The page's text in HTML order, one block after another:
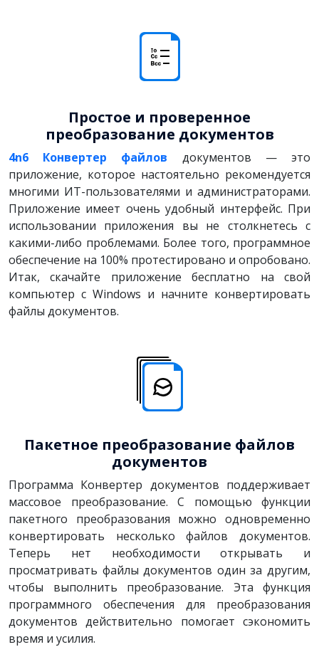
Простое и проверенное
преобразование документов
4n6 Конвертер файлов документов — это
приложение, которое настоятельно рекомендуется
многими ИТ-пользователями и администраторами.
Приложение имеет очень удобный интерфейс. При
использовании приложения вы не столкнетесь с
какими-либо проблемами. Более того, программное
обеспечение на 100% протестировано и опробовано.
Итак, скачайте приложение бесплатно на свой
компьютер с Windows и начните конвертировать
файлы документов.
Пакетное преобразование файлов
документов
Программа Конвертер документов поддерживает
массовое преобразование. С помощью функции
пакетного преобразования можно одновременно
конвертировать несколько файлов документов.
Теперь нет необходимости открывать и
просматривать файлы документов один за другим,
чтобы выполнить преобразование. Эта функция
программного обеспечения для преобразования
документов действительно помогает сэкономить
время и усилия.